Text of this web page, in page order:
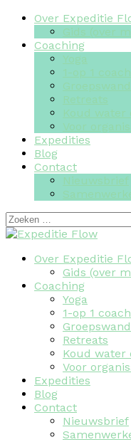
Over Expeditie
Gids (over
Coaching
Yoga
1-op 1
Retreats
Koud water
Voor
Expedities
Blog
Contact
Nieuwsbrief
Zoeken
naar:
Over Expeditie
Gids (over
Coaching
Yoga
1-op 1
Retreats
Koud water
Voor
Expedities
Blog
Contact
Nieuwsbrief